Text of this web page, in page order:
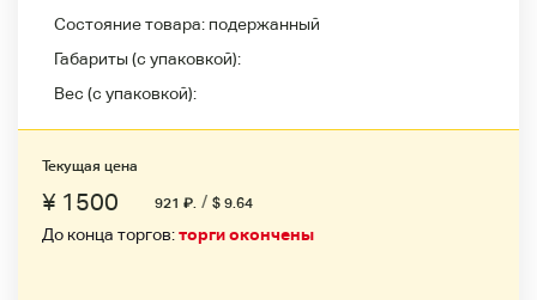
Состояние товара: подержанный
Габариты (с упаковкой):
Вес (с упаковкой):
Текущая цена
¥ 1500 921 ₽ / $ 9.64
До конца торгов:торги окончены